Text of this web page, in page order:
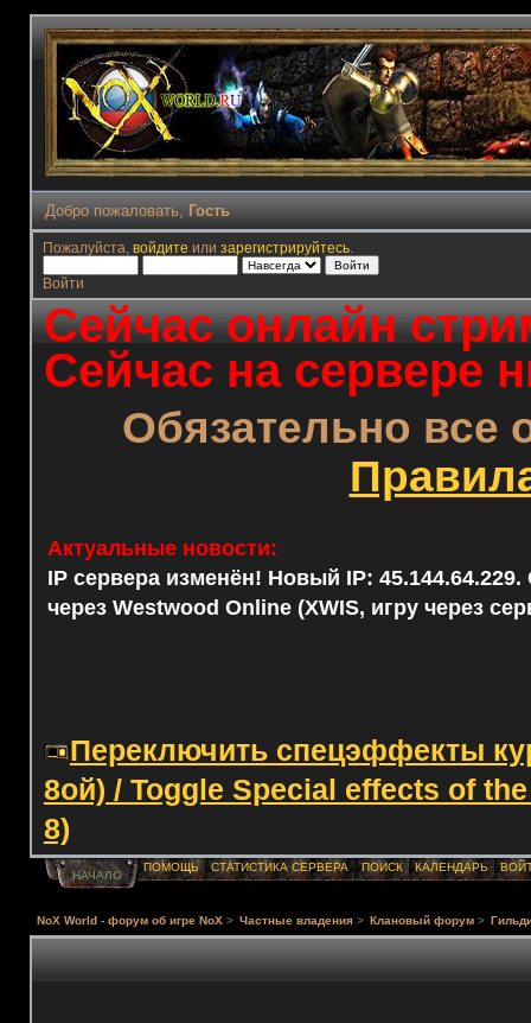
Добро пожаловать, Гость
Пожалуйста, войдите или зарегистрируйтесь.
Войти
Сейчас онлайн
Сейчас на сервере
Обязательно все
Актуальные новости:
IP сервера изменён! Новый IP: 45.144.64.229.
через Westwood Online (XWIS, игру через
Переключить спецэффекты
8ой) / Toggle Special effects of
8)
НАЧАЛО
ПОМОЩЬ СТАТИСТИКА СЕРВЕРА ПОИСК КАЛЕНДАРЬ
NoX World - форум об игре NoX > Частные владения > Клановый форум >